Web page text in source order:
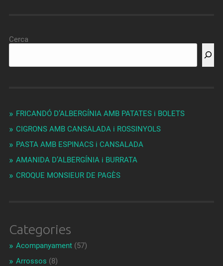
Cerca
FRICANDÓ D’ALBERGÍNIA AMB PATATES i BOLETS
CIGRONS AMB CANSALADA i ROSSINYOLS
PASTA AMB ESPINACS i CANSALADA
AMANIDA D’ALBERGÍNIA i BURRATA
CROQUE MONSIEUR DE PAGÈS
Categories
Acompanyament(57)
Arrossos (8)